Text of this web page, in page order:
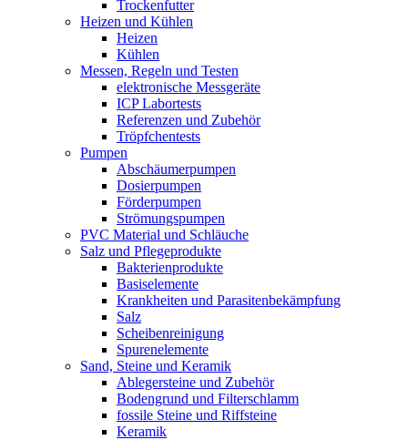
Trockenfutter
Heizen und Kühlen
Heizen
Kühlen
Messen, Regeln und Testen
elektronische Messgeräte
ICP Labortests
Referenzen und Zubehör
Tröpfchentests
Pumpen
Abschäumerpumpen
Dosierpumpen
Förderpumpen
Strömungspumpen
PVC Material und Schläuche
Salz und Pflegeprodukte
Bakterienprodukte
Basiselemente
Krankheiten und Parasitenbekämpfung
Salz
Scheibenreinigung
Spurenelemente
Sand, Steine und Keramik
Ablegersteine und Zubehör
Bodengrund und Filterschlamm
fossile Steine und Riffsteine
Keramik